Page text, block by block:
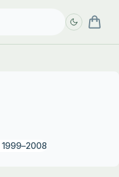
1999–2008